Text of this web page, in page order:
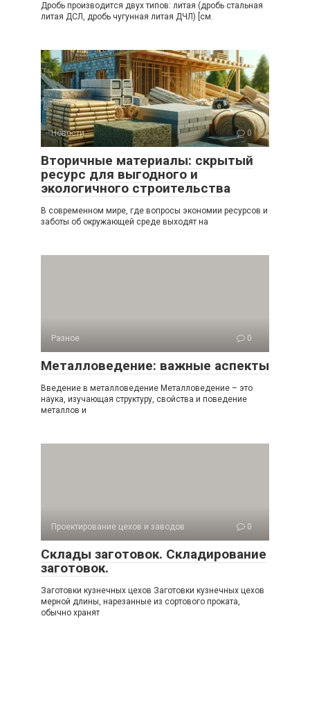
Дробь производится двух типов: литая (дробь стальная
литая ДСЛ, дробь чугунная литая ДЧЛ) [см.
Новости 0
Вторичные материалы: скрытый
ресурс для выгодного и
экологичного строительства
В современном мире, где вопросы экономии ресурсов и
заботы об окружающей среде выходят на
Разное 0
Металловедение: важные аспекты
Введение в металловедение Металловедение – это
наука, изучающая структуру, свойства и поведение
металлов и
Проектирование цехов и заводов 0
Склады заготовок. Складирование
заготовок.
Заготовки кузнечных цехов Заготовки кузнечных цехов
мерной длины, нарезанные из сортового проката,
обычно хранят